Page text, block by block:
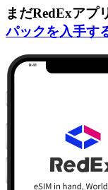
まだRedExアプ
パックを入手す